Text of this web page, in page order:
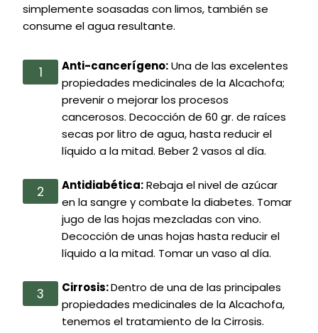
simplemente soasadas con limos, también se
consume el agua resultante.
Anti-cancerígeno:Una de las excelentes
propiedades medicinales de la Alcachofa;
prevenir o mejorar los procesos
cancerosos. Decocción de 60 gr. de raíces
secas por litro de agua, hasta reducir el
líquido a la mitad. Beber 2 vasos al día.
Antidiabética:Rebaja el nivel de azúcar
en la sangre y combate la diabetes. Tomar
jugo de las hojas mezcladas con vino.
Decocción de unas hojas hasta reducir el
líquido a la mitad. Tomar un vaso al día.
Cirrosis:Dentro de una de las principales
propiedades medicinales de la Alcachofa,
tenemos el tratamiento de la Cirrosis.